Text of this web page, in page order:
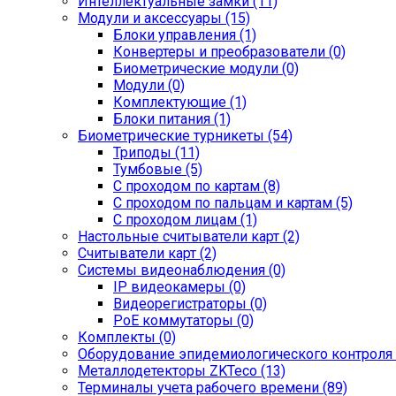
Модули и аксессуары (15)
Блоки управления (1)
Конвертеры и преобразователи (0)
Биометрические модули (0)
Модули (0)
Комплектующие (1)
Блоки питания (1)
Биометрические турникеты (54)
Триподы (11)
Тумбовые (5)
С проходом по картам (8)
С проходом по пальцам и картам (5)
С проходом лицам (1)
Настольные считыватели карт (2)
Считыватели карт (2)
Системы видеонаблюдения (0)
IP видеокамеры (0)
Видеорегистраторы (0)
PoE коммутаторы (0)
Комплекты (0)
Оборудование эпидемиологического контроля
Металлодетекторы ZKTeco (13)
Терминалы учета рабочего времени (89)